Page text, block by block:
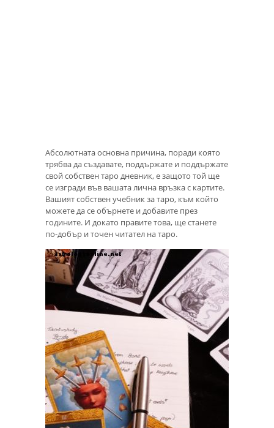
Абсолютната основна причина, поради която
трябва да създавате, поддържате и поддържате
свой собствен таро дневник, е защото той ще
се изгради във вашата лична връзка с картите.
Вашият собствен учебник за таро, към който
можете да се обърнете и добавите през
годините. И докато правите това, ще станете
по-добър и точен читател на таро.